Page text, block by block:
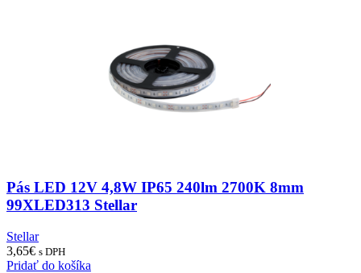
Pás LED 12V 4,8W IP65 240lm 2700K 8mm
99XLED313 Stellar
Stellar
3,65€ s DPH
Pridať do košíka